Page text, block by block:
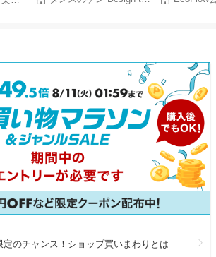
イロ
送
し窓 テラス窓 腰窓 10畳25L/
ト DELTA 3
定のチャンス！ショップ買いまわりとは